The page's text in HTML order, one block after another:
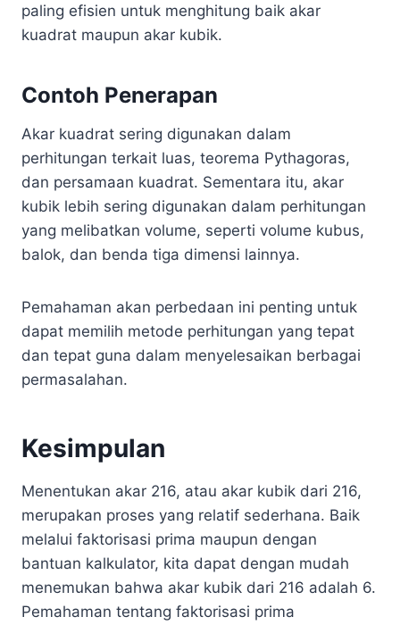
paling efisien untuk menghitung baik akar
kuadrat maupun akar kubik.
Contoh Penerapan
Akar kuadrat sering digunakan dalam
perhitungan terkait luas, teorema Pythagoras,
dan persamaan kuadrat. Sementara itu, akar
kubik lebih sering digunakan dalam perhitungan
yang melibatkan volume, seperti volume kubus,
balok, dan benda tiga dimensi lainnya.
Pemahaman akan perbedaan ini penting untuk
dapat memilih metode perhitungan yang tepat
dan tepat guna dalam menyelesaikan berbagai
permasalahan.
Kesimpulan
Menentukan akar 216, atau akar kubik dari 216,
merupakan proses yang relatif sederhana. Baik
melalui faktorisasi prima maupun dengan
bantuan kalkulator, kita dapat dengan mudah
menemukan bahwa akar kubik dari 216 adalah 6.
Pemahaman tentang faktorisasi prima